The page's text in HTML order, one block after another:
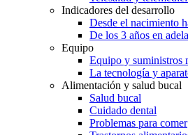
Indicadores del desarrollo
Desde el nacimiento
De los 3 años en
Equipo
Equipo y suministros
La tecnología y
Alimentación y salud bucal
Salud bucal
Cuidado dental
Problemas para comer